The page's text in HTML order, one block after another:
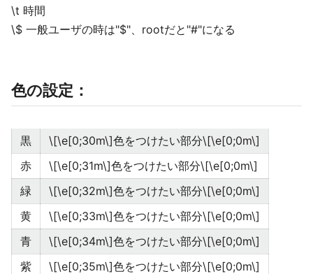
\t 時間
\$ 一般ユーザの時は"$"、rootだと"#"になる
色の設定：
黒
\[\e[0;30m\]色をつけたい部分\[\e[0;0m\]
赤
\[\e[0;31m\]色をつけたい部分\[\e[0;0m\]
緑
\[\e[0;32m\]色をつけたい部分\[\e[0;0m\]
黄
\[\e[0;33m\]色をつけたい部分\[\e[0;0m\]
青
\[\e[0;34m\]色をつけたい部分\[\e[0;0m\]
紫
\[\e[0;35m\]色をつけたい部分\[\e[0;0m\]